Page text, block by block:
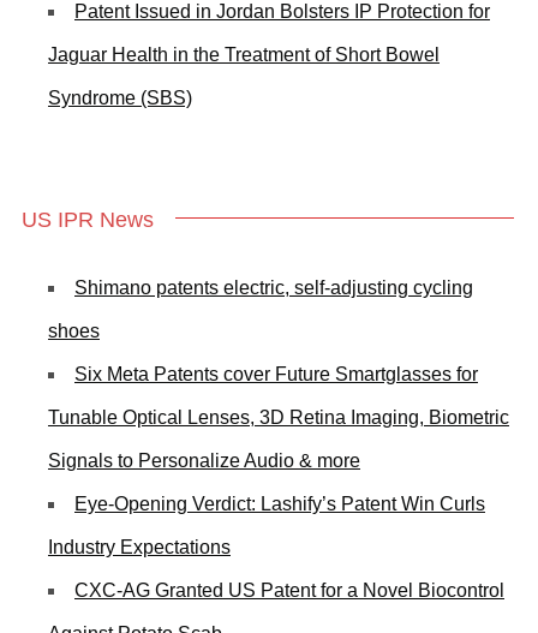
Patent Issued in Jordan Bolsters IP Protection for
Jaguar Health in the Treatment of Short Bowel
Syndrome (SBS)
US IPR News
Shimano patents electric, self-adjusting cycling
shoes
Six Meta Patents cover Future Smartglasses for
Tunable Optical Lenses, 3D Retina Imaging, Biometric
Signals to Personalize Audio & more
Eye-Opening Verdict: Lashify’s Patent Win Curls
Industry Expectations
CXC-AG Granted US Patent for a Novel Biocontrol